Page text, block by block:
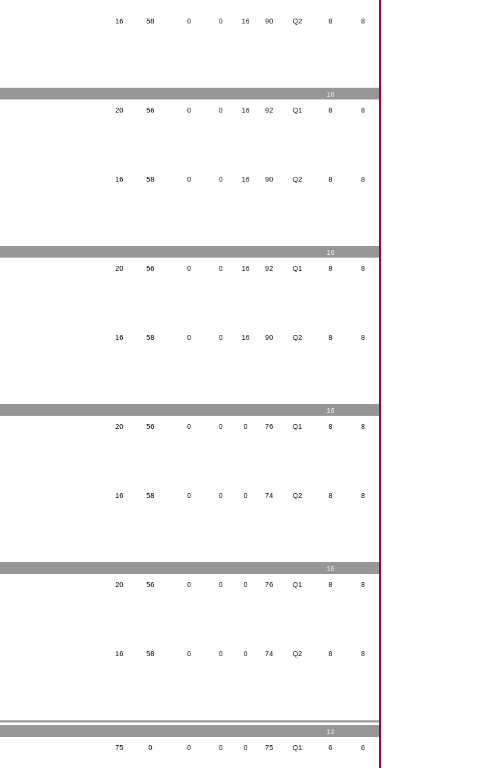
16 58 0 0 16 90 Q2 8 8
16
20 56 0 0 16 92 Q1 8 8
16 58 0 0 16 90 Q2 8 8
16
20 56 0 0 16 92 Q1 8 8
16 58 0 0 16 90 Q2 8 8
16
20 56 0 0 0 76 Q1 8 8
16 58 0 0 0 74 Q2 8 8
16
20 56 0 0 0 76 Q1 8 8
16 58 0 0 0 74 Q2 8 8
12
75 0 0 0 0 75 Q1 6 6